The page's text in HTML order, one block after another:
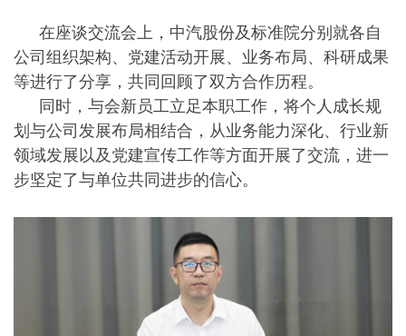
在座谈交流会上，中汽股份及标准院分别就各自
公司组织架构、党建活动开展、业务布局、科研成果
等进行了分享，共同回顾了双方合作历程。
同时，与会新员工立足本职工作，将个人成长规
划与公司发展布局相结合，从业务能力深化、行业新
领域发展以及党建宣传工作等方面开展了交流，进一
步坚定了与单位共同进步的信心。